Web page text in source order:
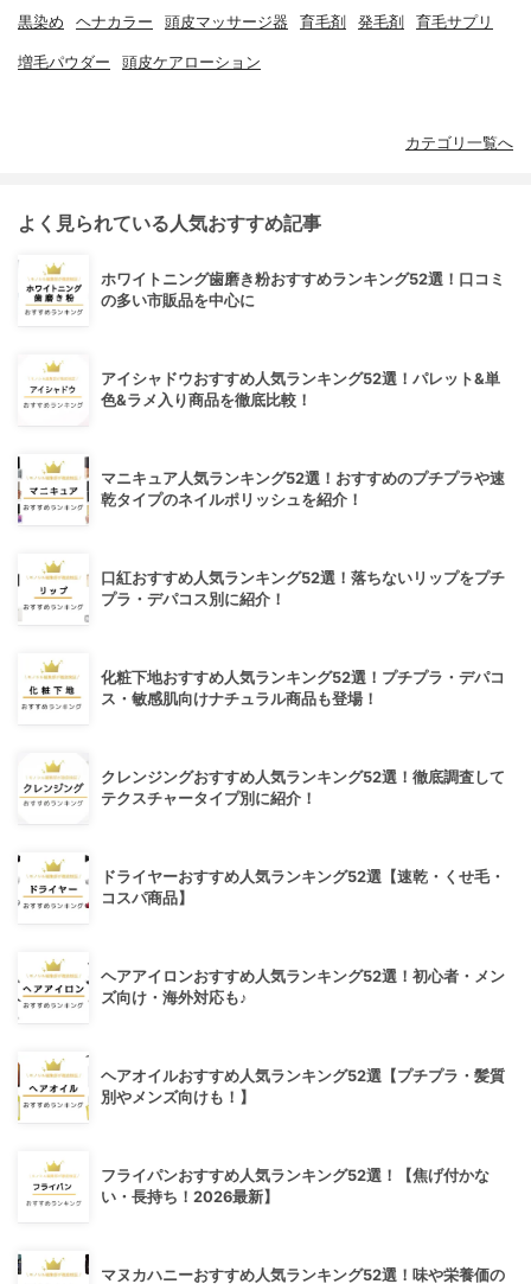
黒染め ヘナカラー 頭皮マッサージ器 育毛剤 発毛剤 育毛サプリ
増毛パウダー 頭皮ケアローション
カテゴリ一覧へ
よく見られている人気おすすめ記事
ホワイトニング歯磨き粉おすすめランキング52選！口コミ
の多い市販品を中心に
アイシャドウおすすめ人気ランキング52選！パレット&単
色&ラメ入り商品を徹底比較！
マニキュア人気ランキング52選！おすすめのプチプラや速
乾タイプのネイルポリッシュを紹介！
口紅おすすめ人気ランキング52選！落ちないリップをプチ
プラ・デパコス別に紹介！
化粧下地おすすめ人気ランキング52選！プチプラ・デパコ
ス・敏感肌向けナチュラル商品も登場！
クレンジングおすすめ人気ランキング52選！徹底調査して
テクスチャータイプ別に紹介！
ドライヤーおすすめ人気ランキング52選【速乾・くせ毛・
コスパ商品】
ヘアアイロンおすすめ人気ランキング52選！初心者・メン
ズ向け・海外対応も♪
ヘアオイルおすすめ人気ランキング52選【プチプラ・髪質
別やメンズ向けも！】
フライパンおすすめ人気ランキング52選！【焦げ付かな
い・長持ち！2026最新】
マヌカハニーおすすめ人気ランキング52選！味や栄養価の